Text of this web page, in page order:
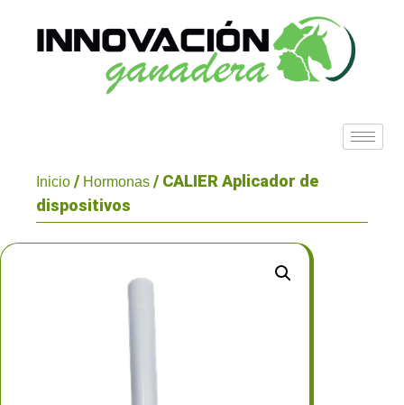
Inicio / Hormonas / CALIER Aplicador de
dispositivos